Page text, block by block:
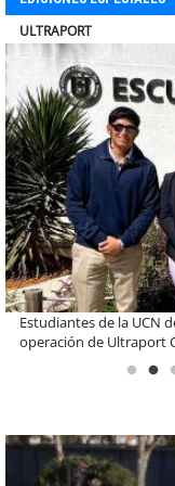
BANCO DE CHILE
Educación y
encuentro reunió a